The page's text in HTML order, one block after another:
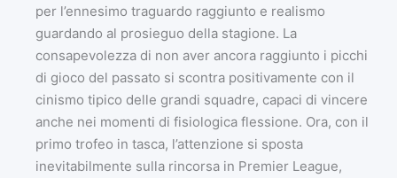
per l’ennesimo traguardo raggiunto e realismo
guardando al prosieguo della stagione. La
consapevolezza di non aver ancora raggiunto i picchi
di gioco del passato si scontra positivamente con il
cinismo tipico delle grandi squadre, capaci di vincere
anche nei momenti di fisiologica flessione. Ora, con il
primo trofeo in tasca, l’attenzione si sposta
inevitabilmente sulla rincorsa in Premier League,